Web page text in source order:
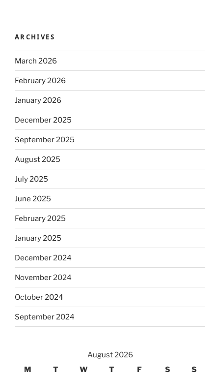
ARCHIVES
March 2026
February 2026
January 2026
December 2025
September 2025
August 2025
July 2025
June 2025
February 2025
January 2025
December 2024
November 2024
October 2024
September 2024
August 2026
M
T W T F S S